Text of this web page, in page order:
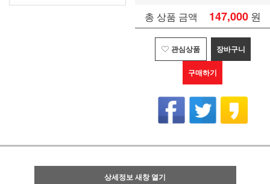
총 상품 금액 147,000 원
관심상품 장바구니
구매하기
상세정보 새창 열기